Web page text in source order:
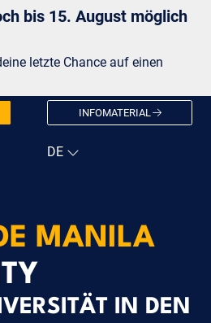
bis 15. August möglich
letzte Chance auf einen
INFOMATERIAL
MANILA
IN DEN